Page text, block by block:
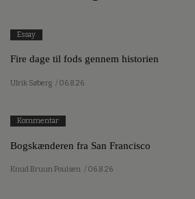
Essay
Fire dage til fods gennem historien
Ulrik Søberg / 06.8.26
Kommentar
Bogskænderen fra San Francisco
Knud Bruun Poulsen / 06.8.26